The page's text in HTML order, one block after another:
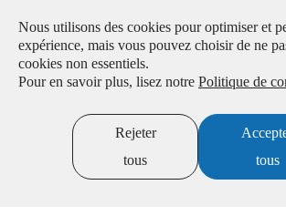
Contactez-nous
Nous utilisons des cookies pour optimiser et
expérience, mais vous pouvez choisir de ne
cookies non essentiels.
Pour en savoir plus, lisez notre Politique de
Rejeter
tous
tous